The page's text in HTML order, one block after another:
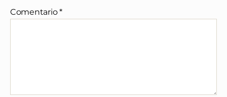
Comentario*